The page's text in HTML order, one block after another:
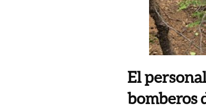
El
bomberos